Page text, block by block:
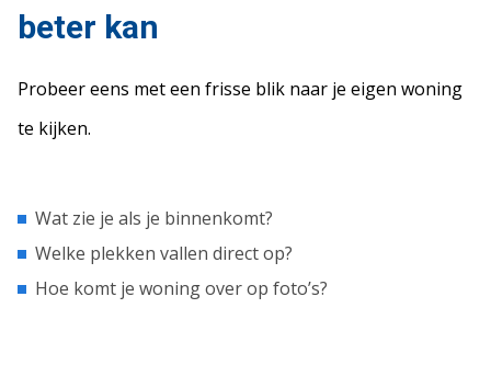
beter kan
Probeer eens met een frisse blik naar je eigen woning
te kijken.
Wat zie je als je binnenkomt?
Welke plekken vallen direct op?
Hoe komt je woning over op foto’s?